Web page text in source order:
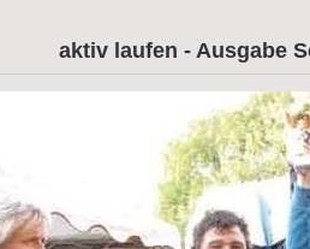
aktiv laufen - Ausgabe